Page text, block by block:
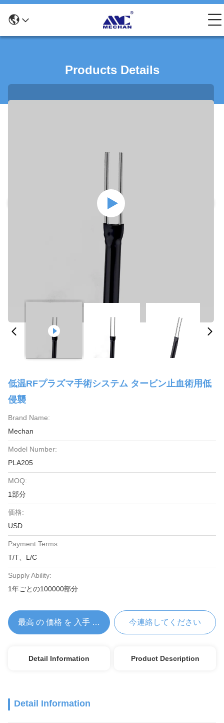
Products Details
低温RFプラズマ手術システム タービン止血術用低
侵襲
Brand Name:
Mechan
Model Number:
PLA205
MOQ:
1部分
価格:
USD
Payment Terms:
T/T、L/C
Supply Ability:
1年ごとの100000部分
最高 の 価格 を 入手 する 今連絡してください
Detail Information Product Description
Detail Information